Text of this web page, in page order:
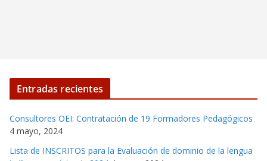
Entradas recientes
Consultores OEI: Contratación de 19 Formadores Pedagógicos
4 mayo, 2024
Lista de INSCRITOS para la Evaluación de dominio de la lengua